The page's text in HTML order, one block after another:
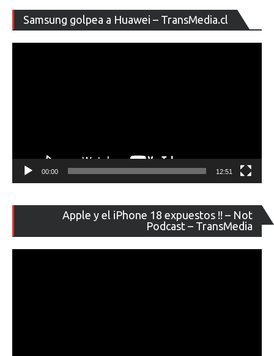
Samsung golpea a Huawei – TransMedia.cl
de
00:00 12:51
Apple y el iPhone 18 expuestos !! – Not
Podcast – TransMedia
de